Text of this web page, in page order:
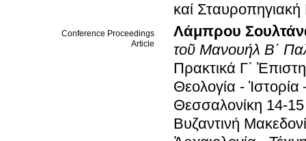
καί
Conference Proceedings
Article
Λάμπρου
τοῦ Μανουήλ Β΄
Πρακτικά Γ΄
Θεολογία - Ἱστορία
Θεσσαλονίκη 14-
Βυζαντινή